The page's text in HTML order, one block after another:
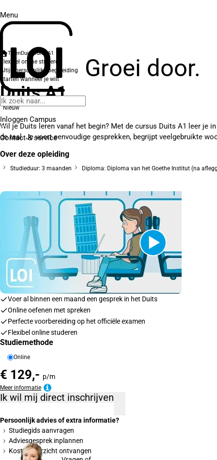
Menu
Groei door.
Inloggen Campus
Contact& service
TalenDuits Duits A1
Flexibel online studeren
Altijd persoonlijke begeleiding
Starten wanneer je wilt
Duits A1
Nieuw
Wil je Duits leren vanaf het begin? Met de cursus Duits A1 leer je
de taal. Je voert eenvoudige gesprekken, begrijpt veelgebruikte
Over deze opleiding
Studieduur: 3 maanden Diploma: Diploma van het Goethe Institut (na
Voer al binnen een maand een gesprek in het Duits
Online oefenen met spreken
Perfecte voorbereiding op het officiële examen
Flexibel online studeren
Studiemethode
Online
€ 129,- p/m
Meer informatie
Ik wil mij direct inschrijven
Persoonlijk advies of extra informatie?
Studiegids aanvragen
Adviesgesprek inplannen
Kostenoverzicht ontvangen